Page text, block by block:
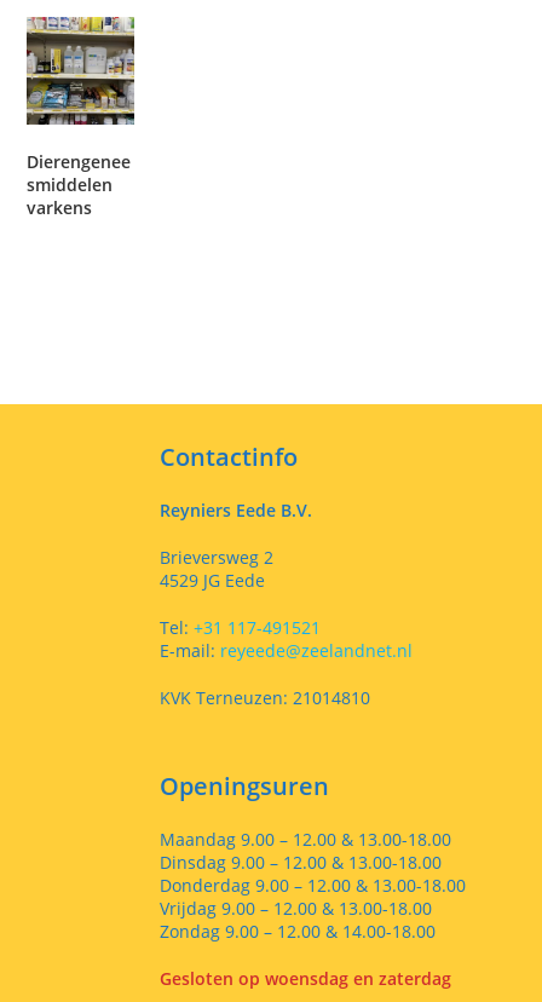
Dierengenee
smiddelen
varkens
Contactinfo
Reyniers Eede B.V.
Brieversweg 2
4529 JG Eede
Tel: +31 117-491521
E-mail: reyeede@zeelandnet.nl
KVK Terneuzen: 21014810
Openingsuren
Maandag 9.00 – 12.00 & 13.00-18.00
Dinsdag 9.00 – 12.00 & 13.00-18.00
Donderdag 9.00 – 12.00 & 13.00-18.00
Vrijdag 9.00 – 12.00 & 13.00-18.00
Zondag 9.00 – 12.00 & 14.00-18.00
Gesloten op woensdag en zaterdag